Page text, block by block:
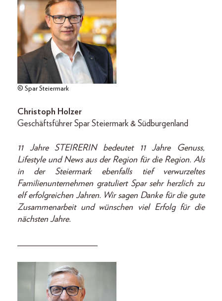
© Spar Steiermark
Christoph Holzer
Geschäftsführer Spar Steiermark & Südburgenland
11 Jahre STEIRERIN bedeutet 11 Jahre Genuss,
Lifestyle und News aus der Region für die Region. Als
in der Steiermark ebenfalls tief verwurzeltes
Familienunternehmen gratuliert Spar sehr herzlich zu
elf erfolgreichen Jahren. Wir sagen Danke für die gute
Zusammenarbeit und wünschen viel Erfolg für die
nächsten Jahre.
__________________